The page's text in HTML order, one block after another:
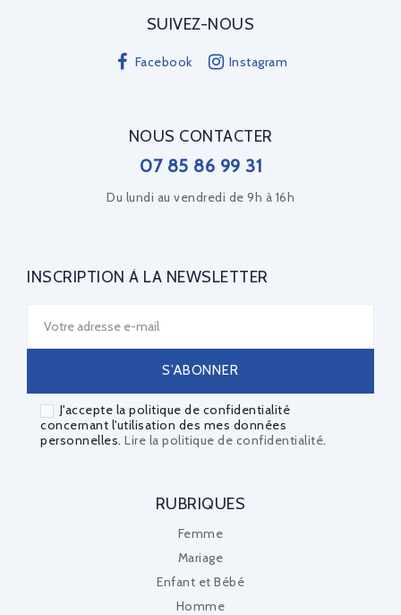
SUIVEZ-NOUS
Facebook Instagram
NOUS CONTACTER
07 85 86 99 31
Du lundi au vendredi de 9h à 16h
INSCRIPTION À LA NEWSLETTER
J'accepte la politique de confidentialité
concernant l'utilisation des mes données
personnelles. Lire la politique de confidentialité.
RUBRIQUES
Femme
Mariage
Enfant et Bébé
Homme